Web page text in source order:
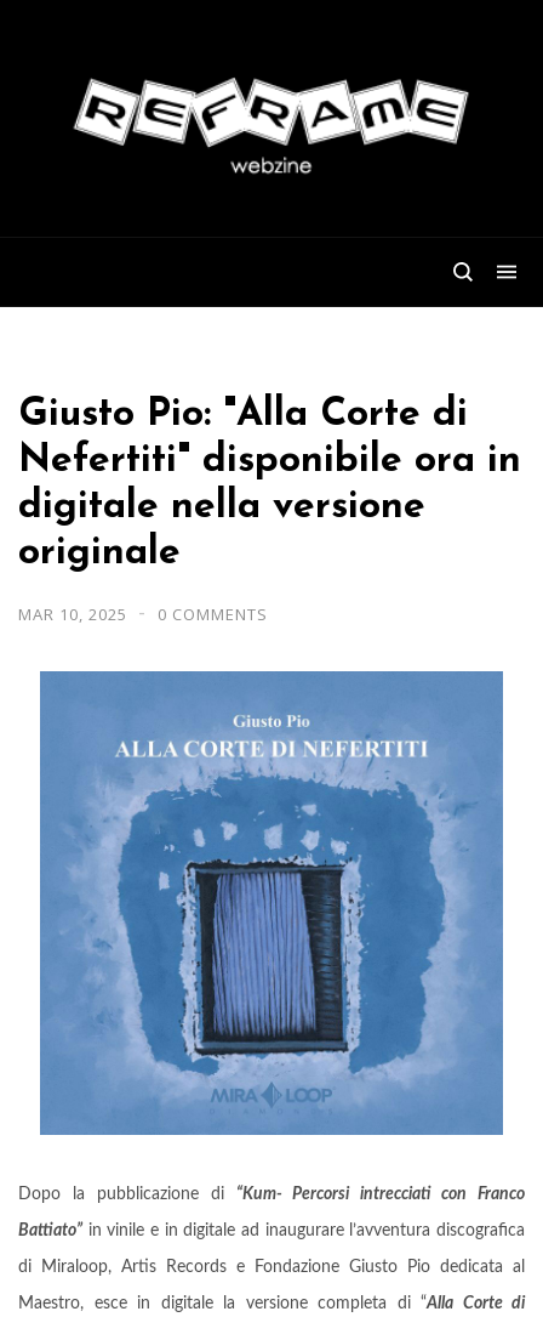
Giusto Pio: "Alla Corte di
Nefertiti" disponibile ora in
digitale nella versione
originale
MAR 10, 2025 0 COMMENTS
Dopo la pubblicazione di “Kum- Percorsi intrecciati con Franco
Battiato” in vinile e in digitale ad inaugurare l’avventura discografica
di Miraloop, Artis Records e Fondazione Giusto Pio dedicata al
Maestro, esce in digitale la versione completa di “Alla Corte di